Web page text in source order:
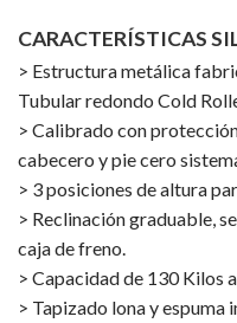
CARACTERÍSTICAS
> Estructura metálica
Tubular redondo Cold
> Calibrado con
cabecero y pie cero
> 3 posiciones de altura
> Reclinación graduable,
caja de freno.
> Capacidad de 130 Kilos
> Tapizado lona y espuma